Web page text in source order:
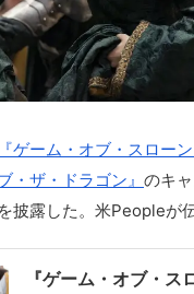
『ゲーム・オブ・スローン
・ザ・ドラゴン』 のキ
披露した。米Peopleが
『ゲーム・オブ・ス